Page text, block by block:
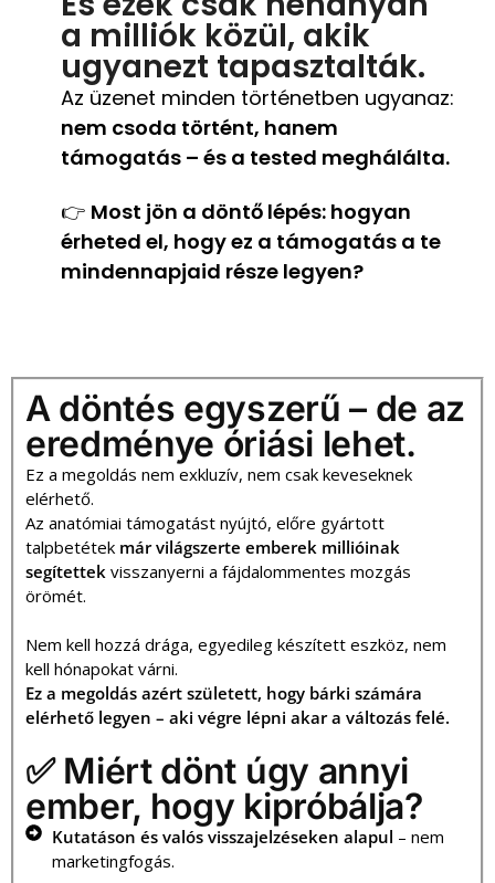
a milliók közül, akik
ugyanezt tapasztalták.
Az üzenet minden történetben ugyanaz:
nem csoda történt, hanem
támogatás – és a tested meghálálta.
👉 Most jön a döntő lépés: hogyan
érheted el, hogy ez a támogatás a te
mindennapjaid része legyen?
A döntés egyszerű – de az
eredménye óriási lehet.
Ez a megoldás nem exkluzív, nem csak keveseknek
elérhető.
Az anatómiai támogatást nyújtó, előre gyártott
talpbetétek már világszerte emberek millióinak
segítettek visszanyerni a fájdalommentes mozgás
örömét.
Nem kell hozzá drága, egyedileg készített eszköz, nem
kell hónapokat várni.
Ez a megoldás azért született, hogy bárki számára
elérhető legyen – aki végre lépni akar a változás felé.
✅ Miért dönt úgy annyi
ember, hogy kipróbálja?
Kutatáson és valós visszajelzéseken alapul – nem
marketingfogás.